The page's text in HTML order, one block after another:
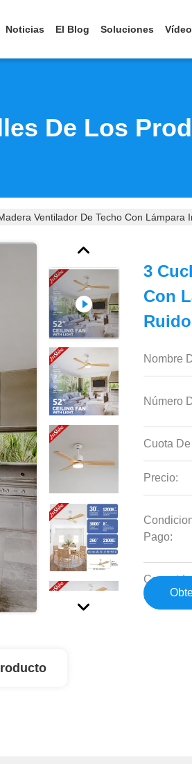
Noticias El Blog Soluciones Vídeo
De Los
Ventilador De Techo Con Lámpara
3
Con
Ruido
Nombre
Número
Cuota
Precio:
Pago: